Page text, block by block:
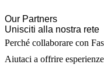
Our Partners
Unisciti alla nostra rete
Perché collaborare con
Aiutaci a offrire